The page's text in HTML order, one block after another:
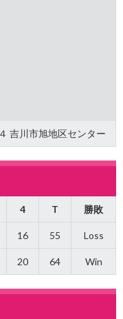
吉川市旭地区センター
4 T 勝敗
16 55 Loss
20 64 Win